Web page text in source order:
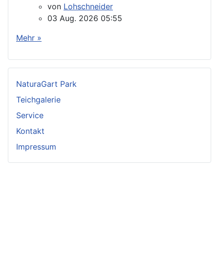
von Lohschneider
03 Aug. 2026 05:55
Mehr »
NaturaGart Park
Teichgalerie
Service
Kontakt
Impressum